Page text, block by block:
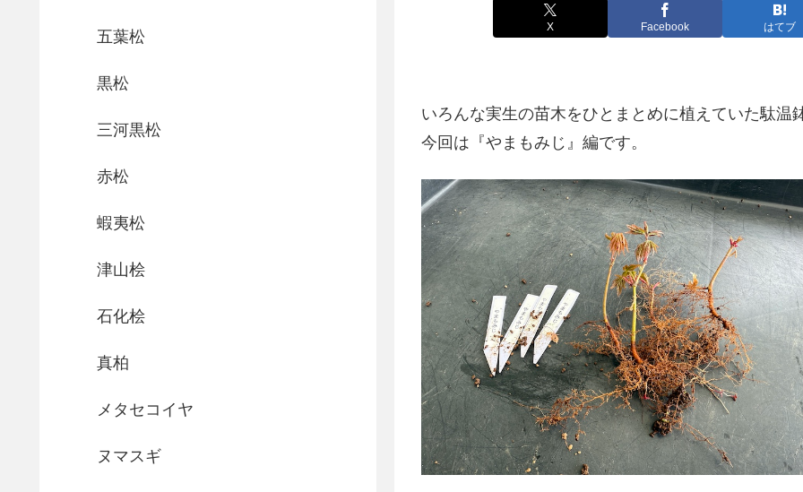
X Facebook はてブ
いろんな実生の苗木をひとまとめに植えていた駄温
今回は『やまもみじ』編です。
五葉松
黒松
三河黒松
赤松
蝦夷松
津山桧
石化桧
真柏
メタセコイヤ
ヌマスギ